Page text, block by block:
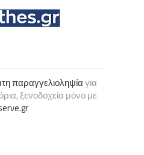
παραγγελιοληψίαγια
ξενοδοχεία μόνο με